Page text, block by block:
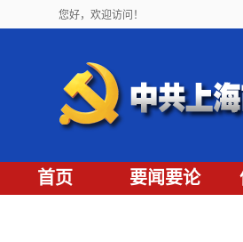
您好，欢迎访问！
首页 要闻要论